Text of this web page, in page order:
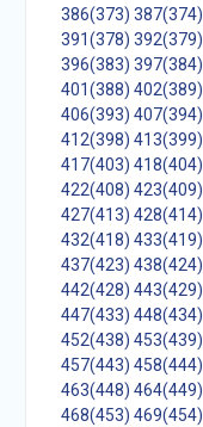
386(373) 387(374)
391(378) 392(379)
396(383) 397(384)
401(388) 402(389)
406(393) 407(394)
412(398) 413(399)
417(403) 418(404)
422(408) 423(409)
427(413) 428(414)
432(418) 433(419)
437(423) 438(424)
442(428) 443(429)
447(433) 448(434)
452(438) 453(439)
457(443) 458(444)
463(448) 464(449)
468(453) 469(454)